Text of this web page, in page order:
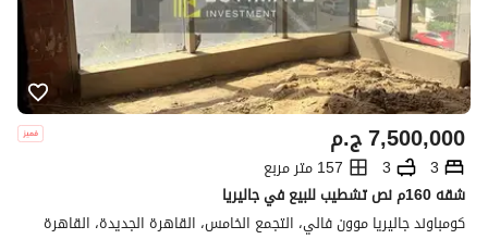
ج.م7,500,000
3
3
157 متر مربع
شقه 160م نص تشطيب للبيع في جاليريا
كومباوند جاليريا موون فالي، التجمع الخامس، القاهرة الجديدة، القاهرة